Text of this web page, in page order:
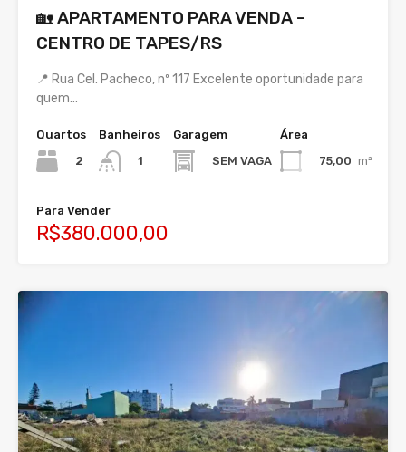
🏡 APARTAMENTO PARA VENDA –
CENTRO DE TAPES/RS
📍 Rua Cel. Pacheco, nº 117 Excelente oportunidade para
quem…
Quartos
2
Banheiros
1
Garagem
SEM VAGA
Área
75,00 m²
Para Vender
R$380.000,00